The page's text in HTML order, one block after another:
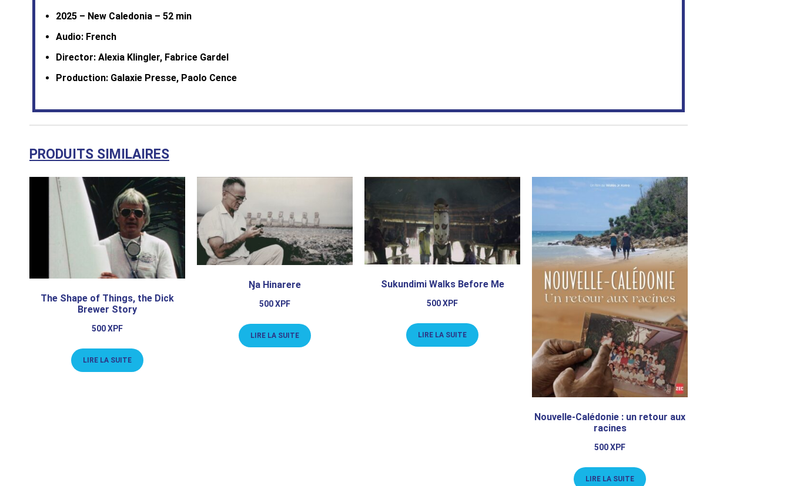
2025 – New Caledonia – 52 min
Audio: French
Director: Alexia Klingler, Fabrice Gardel
Production: Galaxie Presse, Paolo Cence
PRODUITS SIMILAIRES
The Shape of Things, the Dick
Brewer Story
500XPF
LIRE LA SUITE
Ŋa Hinarere
500XPF
LIRE LA SUITE
Sukundimi Walks Before Me
500XPF
LIRE LA SUITE
Nouvelle-Calédonie : un retour aux
racines
500XPF
LIRE LA SUITE